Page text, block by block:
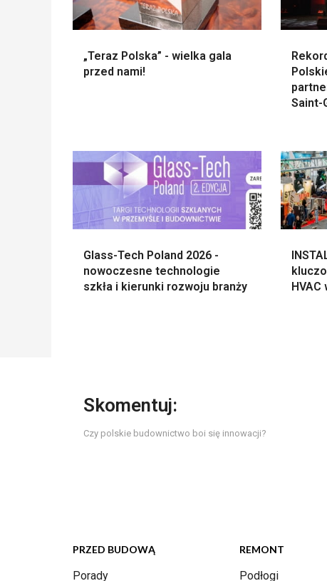
„Teraz Polska” - wielka gala
przed nami!
Saint-
Glass-Tech Poland 2026 -
nowoczesne technologie
szkła i kierunki rozwoju branży
HVAC
Skomentuj:
Czy polskie budownictwo boi się innowacji?
PRZED BUDOWĄ
Porady
REMONT
Podłogi